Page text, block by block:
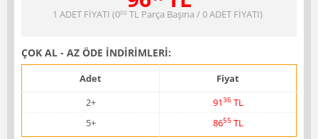
1 ADET FİYATI (000 TLParça Başına / 0 ADET FİYATI)
ÇOK AL - AZ ÖDE İNDİRİMLERİ:
Adet
Fiyat
2+
9136TL
5+
8655 TL